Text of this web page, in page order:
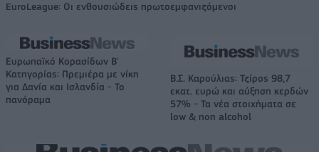
EuroLeague: Οι ενθουσιώδεις πρωτοεμφανιζόμενοι
Ευρωπαϊκό Κορασίδων Β'
Κατηγορίας: Πρεμιέρα με νίκη
για Δανία και Ισλανδία - Το
πανόραμα
Β.Σ. Καρούλιας: Τζίρος 98,7
εκατ. ευρώ και αύξηση κερδών
57% - Τα νέα στοιχήματα σε
low & non alcohol